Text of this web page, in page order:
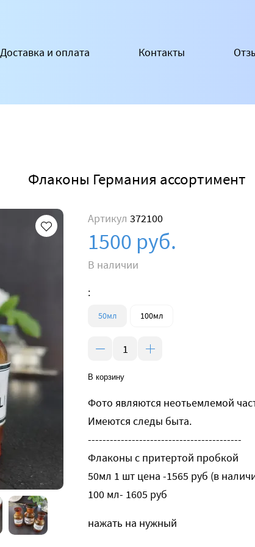
Доставка и оплата Контакты
Флаконы Германия ассортимент
Артикул 372100
1500 руб.
В наличии
:
50мл 100мл
В корзину
Фото являются неотьемлемой
Имеются следы быта.
------------------------------------------
Флаконы с притертой пробкой
50мл 1 шт цена -1565 руб (в
100 мл- 1605 руб
нажать на нужный